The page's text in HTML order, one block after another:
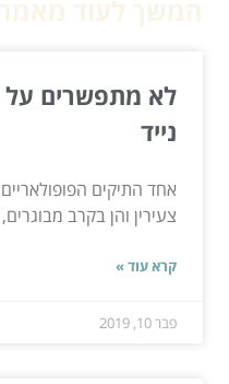
לא מתפשרים על
נייד
אחד התיקים
צעירין והן בקרב
קרא עוד »
פבר 10, 2019